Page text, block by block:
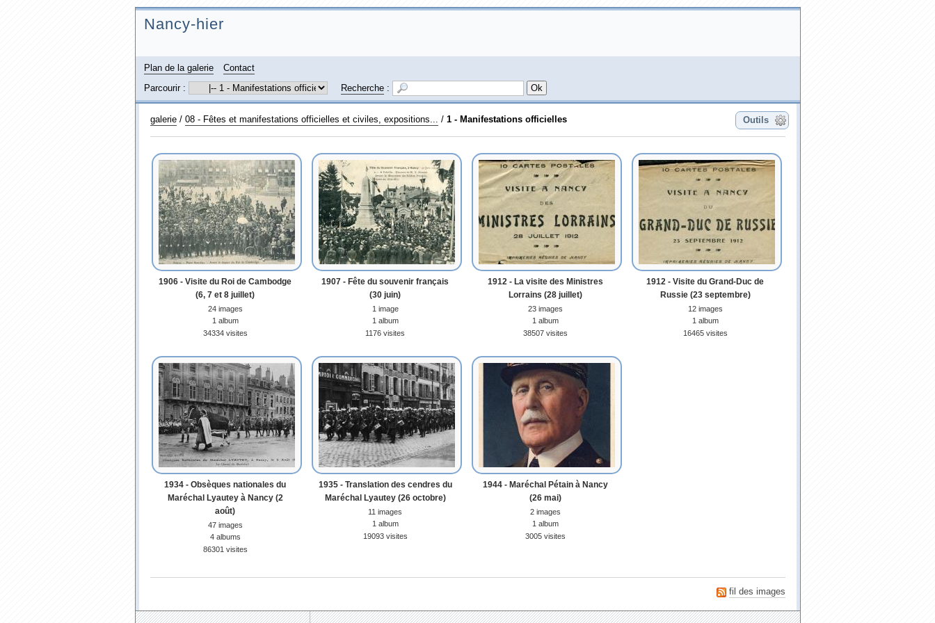
Nancy-hier
Plan de la galerie
Contact
Parcourir :
Recherche:
Outils
galerie/ 08 - Fêtes et manifestations officielles et civiles, expositions... / 1 - Manifestations officielles
1906 - Visite du Roi de Cambodge
(6, 7 et 8 juillet)
24 images
1 album
34334 visites
1907 - Fête du souvenir français
(30 juin)
1 image
1 album
1176 visites
1912 - La visite des Ministres
Lorrains (28 juillet)
23 images
1 album
38507 visites
1912 - Visite du Grand-Duc de
Russie (23 septembre)
12 images
1 album
16465 visites
1934 - Obsèques nationales du
Maréchal Lyautey à Nancy (2
août)
47 images
4 albums
86301 visites
1935 - Translation des cendres du
Maréchal Lyautey (26 octobre)
11 images
1 album
19093 visites
1944 - Maréchal Pétain à Nancy
(26 mai)
2 images
1 album
3005 visites
fil des images